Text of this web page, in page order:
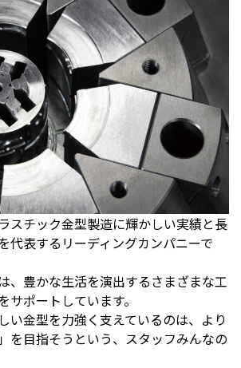
スチック金型製造に輝かしい実績と長
代表するリーディングカンパニーで
、豊かな生活を演出するさまざまな工
サポートしています。
い金型を力強く支えているのは、より
を目指そうという、スタッフみんなの